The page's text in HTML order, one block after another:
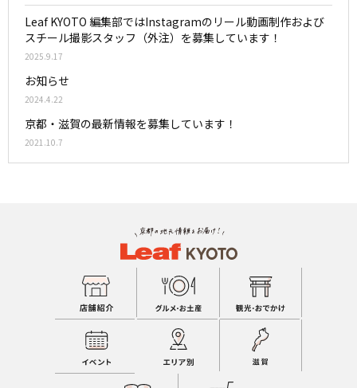
Leaf KYOTO 編集部ではInstagramのリール動画制作および
スチール撮影スタッフ（外注）を募集しています！
2025.9.17
お知らせ
2024.4.22
京都・滋賀の最新情報を募集しています！
2021.10.7